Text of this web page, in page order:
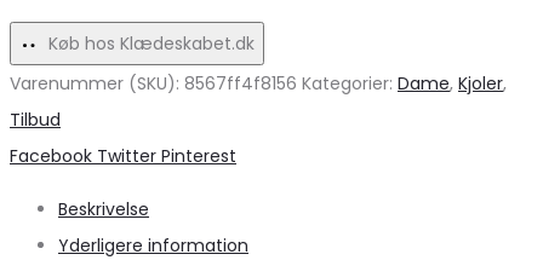
Hverdag
Hverdag
Køb hos Klædeskabet.dk
Varenummer (SKU): 8567ff4f8156 Kategorier: Dame, Kjoler,
Tilbud
Share
Facebook Twitter Pinterest
Beskrivelse
Yderligere information